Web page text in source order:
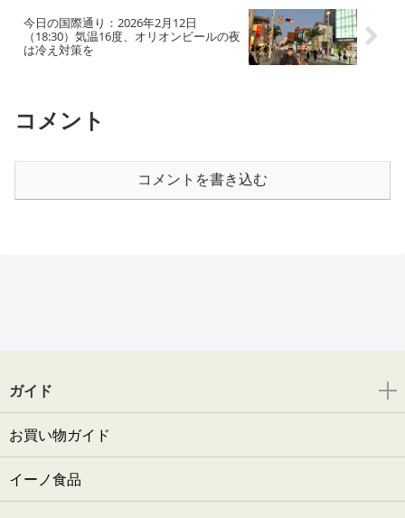
今日の国際通り：2026年2月12日
（18:30）気温16度、オリオンビールの夜
は冷え対策を
コメント
コメントを書き込む
ガイド
お買い物ガイド
イーノ食品